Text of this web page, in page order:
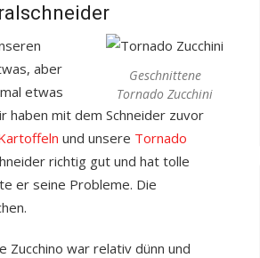
Geschnittene
Tornado Zucchini
aber
etwas
haben mit dem Schneider zuvor
und unsere Tornado
richtig gut und hat tolle
er seine Probleme. Die
Zucchino war relativ dünn und